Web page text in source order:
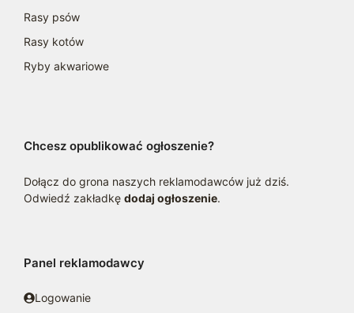
Rasy psów
Rasy kotów
Ryby akwariowe
Chcesz opublikować ogłoszenie?
Dołącz do grona naszych reklamodawców już dziś.
Odwiedź zakładkę dodaj ogłoszenie.
Panel reklamodawcy
Logowanie